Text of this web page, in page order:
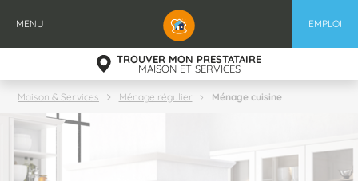
MENU EMPLOI
TROUVER MON PRESTATAIRE
MAISON ET SERVICES
Maison & Services Ménage régulier Ménage cuisine